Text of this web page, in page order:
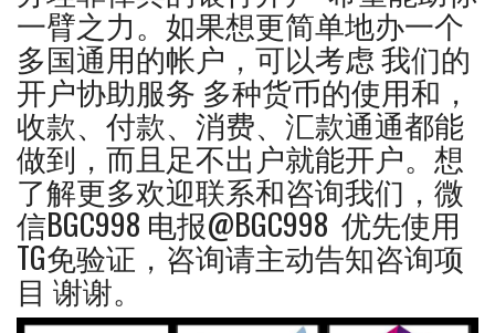
一臂之力。如果想更简单地办一个
多国通用的帐户，可以考虑 我们的
开户协助服务 多种货币的使用和，
收款、付款、消费、汇款通通都能
做到，而且足不出户就能开户。想
了解更多欢迎联系和咨询我们，微
信BGC998 电报@BGC998 优先使用
TG免验证，咨询请主动告知咨询项
目 谢谢。